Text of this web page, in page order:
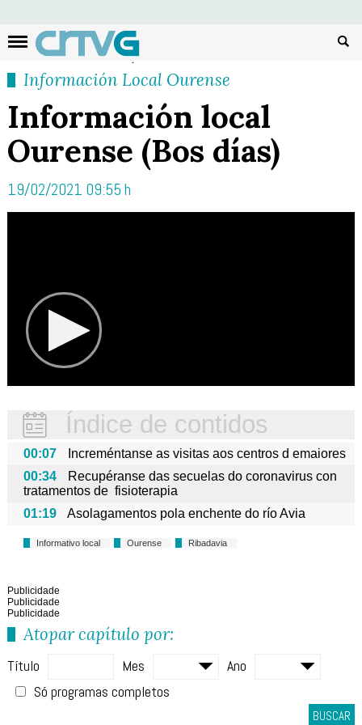
Información Local Ourense
Información local
Ourense (Bos días)
19/02/2021 09:55 h
Índice de contidos
00:07
Increméntanse as visitas aos centros d emaiores
00:34
Recupéranse das secuelas do coronavirus con
tratamentos de fisioterapia
01:19
Asolagamentos pola enchente do río Avia
Informativo local Ourense Ribadavia
Publicidade
Publicidade
Publicidade
Atopar capítulo por:
Título Mes
Ano
Só programas completos
BUSCAR